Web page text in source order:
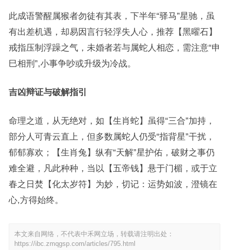
此成语警醒属猴者勿徒有其表，下半年“驿马”星驰，虽
有出差机遇，却易因言行轻浮失人心，推荐【黑曜石】
戒指压制浮躁之气，未婚者若与属蛇人相恋，需注意“申
巳相刑”,小事争吵或升级为冷战。
吉凶辩证与破解指引
命理之道，从无绝对，如【生肖蛇】虽得“三合”加持，
部分人可青云直上，但多数属蛇人仍受“指背星”干扰，
郁郁寡欢；【生肖兔】纵有“天解”星护佑，破财之事仍
难全避，凡此种种，当以【五帝钱】悬于门楣，或于立
春之日焚【化太岁符】为妙，切记：运势如波，澄镜在
心,方得始终。
本文来自网络，不代表中禾网立场，转载请注明出处：
https://ibc.zmqgsp.com/articles/795.html